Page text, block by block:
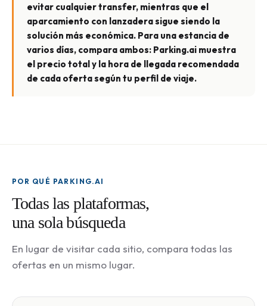
evitar cualquier transfer, mientras que el
aparcamiento con lanzadera sigue siendo la
solución más económica. Para una estancia de
varios días, compara ambos: Parking.ai muestra
el precio total y la hora de llegada recomendada
de cada oferta según tu perfil de viaje.
POR QUÉ PARKING.AI
Todas las plataformas,
una sola búsqueda
En lugar de visitar cada sitio, compara todas las
ofertas en un mismo lugar.